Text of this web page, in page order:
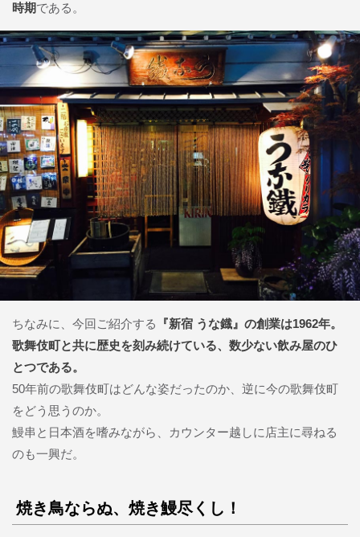
時期である。
ちなみに、今回ご紹介する
『新宿 うな鐡』の創業は1962年。
歌舞伎町と共に歴史を刻み続けている、数少ない飲み屋のひ
とつである。
50年前の歌舞伎町はどんな姿だったのか、逆に今の歌舞伎町
をどう思うのか。
鰻串と日本酒を嗜みながら、カウンター越しに店主に尋ねる
のも一興だ。
焼き鳥ならぬ、焼き鰻尽くし！